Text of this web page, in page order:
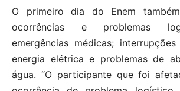
O primeiro dia do Enem
ocorrências e problemas
emergências médicas;
energia elétrica e problemas de
água. “O participante que foi